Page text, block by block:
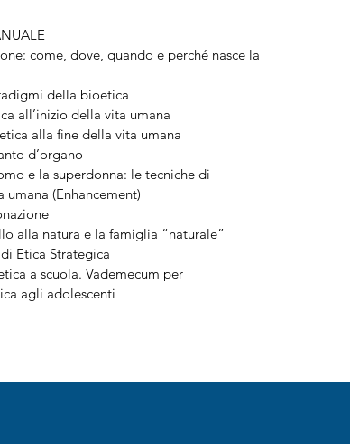
come, dove, quando e perché nasce la
della bioetica
all’inizio della vita umana
alla fine della vita umana
d’organo
e la superdonna: le tecniche di
(Enhancement)
alla natura e la famiglia “naturale”
Etica Strategica
a scuola. Vademecum per
agli adolescenti